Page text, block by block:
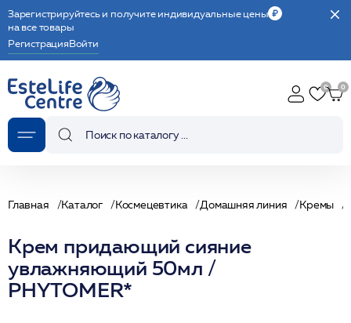
Зарегистрируйтесь и получите индивидуальные цены
на все товары
РегистрацияВойти
Главная Каталог Космецевтика Домашняя линия Кремы
Крем придающий сияние
увлажняющий 50мл /
PHYTOMER*